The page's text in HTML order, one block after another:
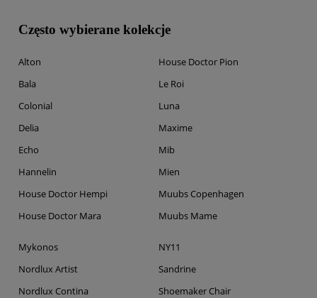
Często wybierane kolekcje
Alton
Bala
Colonial
Delia
Echo
Hannelin
House Doctor Hempi
House Doctor Mara
House Doctor Pion
Le Roi
Luna
Maxime
Mib
Mien
Muubs Copenhagen
Muubs Mame
Mykonos
Nordlux Artist
Nordlux Contina
NY11
Sandrine
Shoemaker Chair